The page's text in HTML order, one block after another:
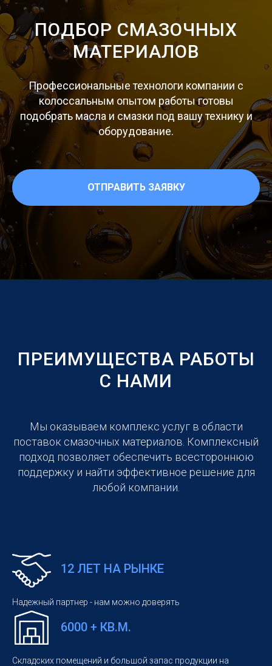
ПОДБОР СМАЗОЧНЫХ
МАТЕРИАЛОВ
Профессиональные технологи компании с
колоссальным опытом работы готовы
подобрать масла и смазки под вашу технику и
оборудование.
ОТПРАВИТЬ ЗАЯВКУ
ПРЕИМУЩЕСТВА РАБОТЫ
С НАМИ
Мы оказываем комплекс услуг в области
поставок смазочных материалов. Комплексный
подход позволяет обеспечить всестороннюю
поддержку и найти эффективное решение для
любой компании.
12 ЛЕТ НА РЫНКЕ
Надежный партнер - нам можно доверять
6000 + КВ.М.
Складских помещений и большой запас продукции на